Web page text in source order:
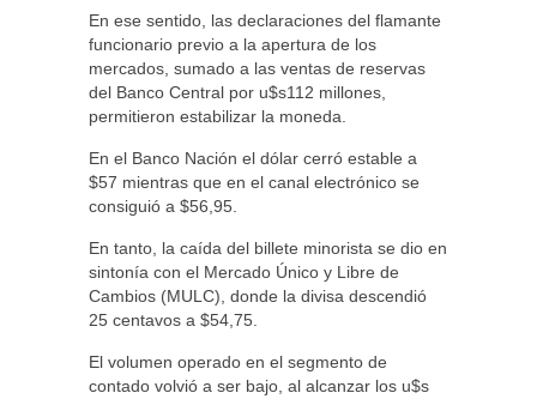
En ese sentido, las declaraciones del flamante
funcionario previo a la apertura de los
mercados, sumado a las ventas de reservas
del Banco Central por u$s112 millones,
permitieron estabilizar la moneda.
En el Banco Nación el dólar cerró estable a
$57 mientras que en el canal electrónico se
consiguió a $56,95.
En tanto, la caída del billete minorista se dio en
sintonía con el Mercado Único y Libre de
Cambios (MULC), donde la divisa descendió
25 centavos a $54,75.
El volumen operado en el segmento de
contado volvió a ser bajo, al alcanzar los u$s